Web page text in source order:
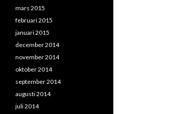
mars 2015
februari 2015
januari 2015
december 2014
november 2014
oktober 2014
september 2014
augusti 2014
juli 2014